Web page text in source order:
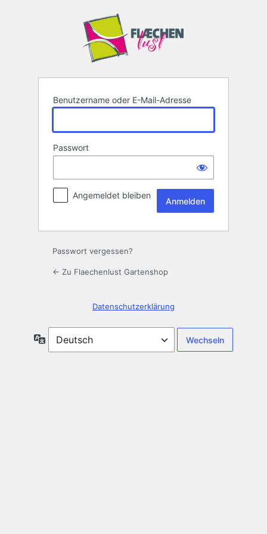
Benutzername oder E-Mail-Adresse
Passwort
Angemeldet bleiben
Passwort vergessen?
← Zu Flaechenlust Gartenshop
Datenschutzerklärung
Sprache